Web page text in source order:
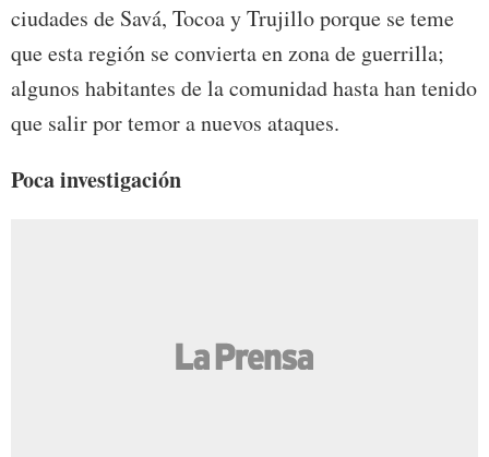
ciudades de Savá, Tocoa y Trujillo porque se teme
que esta región se convierta en zona de guerrilla;
algunos habitantes de la comunidad hasta han tenido
que salir por temor a nuevos ataques.
Poca investigación